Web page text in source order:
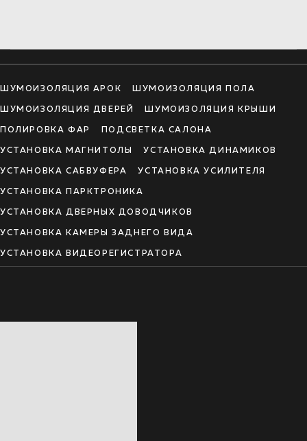
ШУМОИЗОЛЯЦИЯ АРОК ШУМОИЗОЛЯЦИЯ ПОЛА
ШУМОИЗОЛЯЦИЯ ДВЕРЕЙ ШУМОИЗОЛЯЦИЯ КРЫШИ
ПОЛИРОВКА ФАР ПОДСВЕТКА САЛОНА
УСТАНОВКА МАГНИТОЛЫ УСТАНОВКА ДИНАМИКОВ
УСТАНОВКА САБВУФЕРА УСТАНОВКА УСИЛИТЕЛЯ
УСТАНОВКА ПАРКТРОНИКА
УСТАНОВКА ДВЕРНЫХ ДОВОДЧИКОВ
УСТАНОВКА КАМЕРЫ ЗАДНЕГО ВИДА
УСТАНОВКА ВИДЕОРЕГИСТРАТОРА